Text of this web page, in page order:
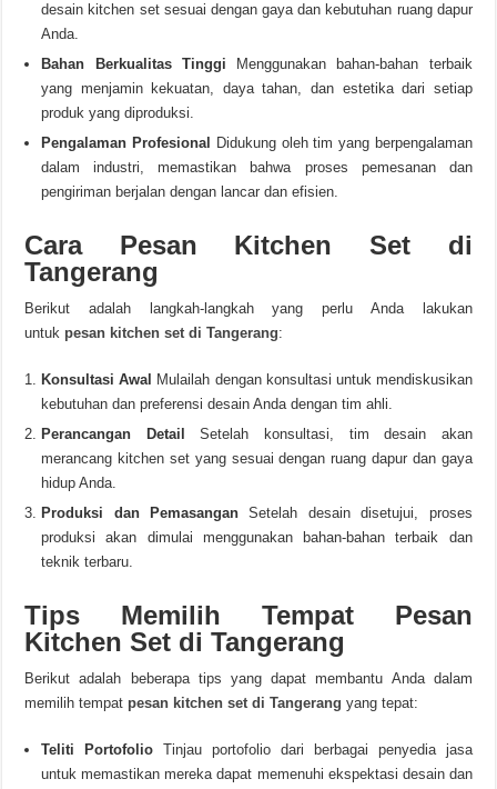
desain kitchen set sesuai dengan gaya dan kebutuhan ruang dapur
Anda.
Bahan Berkualitas Tinggi Menggunakan bahan-bahan terbaik
yang menjamin kekuatan, daya tahan, dan estetika dari setiap
produk yang diproduksi.
Pengalaman Profesional
Didukung oleh tim yang berpengalaman
dalam industri, memastikan bahwa proses pemesanan dan
pengiriman berjalan dengan lancar dan efisien.
Cara Pesan Kitchen Set di
Tangerang
Berikut adalah langkah-langkah yang perlu Anda lakukan
untuk pesan kitchen set di Tangerang:
Konsultasi Awal Mulailah dengan konsultasi untuk mendiskusikan
kebutuhan dan preferensi desain Anda dengan tim ahli.
Perancangan Detail
Setelah konsultasi, tim desain akan
merancang kitchen set yang sesuai dengan ruang dapur dan gaya
hidup Anda.
Produksi dan Pemasangan Setelah desain disetujui, proses
produksi akan dimulai menggunakan bahan-bahan terbaik dan
teknik terbaru.
Tips Memilih Tempat Pesan
Kitchen Set di Tangerang
Berikut adalah beberapa tips yang dapat membantu Anda dalam
memilih tempat pesan kitchen set di Tangerang yang tepat:
Teliti Portofolio Tinjau portofolio dari berbagai penyedia jasa
untuk memastikan mereka dapat memenuhi ekspektasi desain dan